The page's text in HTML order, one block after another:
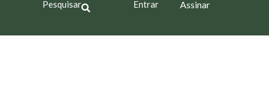
Pesquisar Entrar Assinar